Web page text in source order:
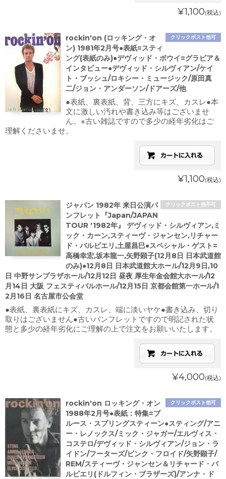
¥1,100(税込)
クリックポスト他可
rockin'on (ロッキング・オ
ン) 1981年2月号●表紙=スティ
ング(表紙のみ)●デヴィッド・ボウイ=グラビア＆
インタビュー●デヴィッド・シルヴィアン/ケイ
ト・ブッシュ/ロキシー・ミュージック/原田真
二/ジョン・アンダーソン/ドアーズ/他
●表紙、裏表紙、背、三方にキズ、カスレ●本
文に激しい汚れや書き込み等はございませ
ん。※古い雑誌ですので多少の経年劣化はご
理解くださいませ。
¥1,100(税込)
クリックポスト他不可
ジャパン 1982年 来日公演パ
ンフレット『Japan/JAPAN
TOUR '1982年』 デヴィッド・シルヴィアン,ミ
ック・カーン,スティーヴ・ジャンセン,リチャー
ド・バルビエリ,土屋昌巳●スペシャル・ゲスト=
高橋幸宏,坂本龍一,矢野顕子(12月8日 日本武道館
のみ)●12月8日 日本武道館大ホール/12月9日,10
日 中野サンプラザホール/12月12日 昼夜 厚生年金会館大ホール/12
月14日 大阪 フェスティバルホール/12月15日 京都会館第一ホール/1
2月16日 名古屋市公会堂
●表紙、裏表紙にキズ、カスレ、端に淡いヤケ●書き込み、切り
取りはございません●古いパンフレットですので明記された状
態と多少の経年劣化にご理解の上で注文をお願いいたします。
¥4,000(税込)
クリックポスト他可
rockin'on ロッキング・オン
1988年2月号●表紙：特集=ブ
ルース・スプリングスティーン●スティング/アニ
ー・レノックス/ミック・ジャガー/エルヴィス・
コステロ/デヴィッド・シルヴィアン/ジョン・ラ
イドン/フーターズ/ピンク・フロイド/矢野顕子/
REM/スティーヴ・ジャンセン＆リチャード・バ
ルビエリ(ドルフィン・ブラザーズ)/アンナ・ド